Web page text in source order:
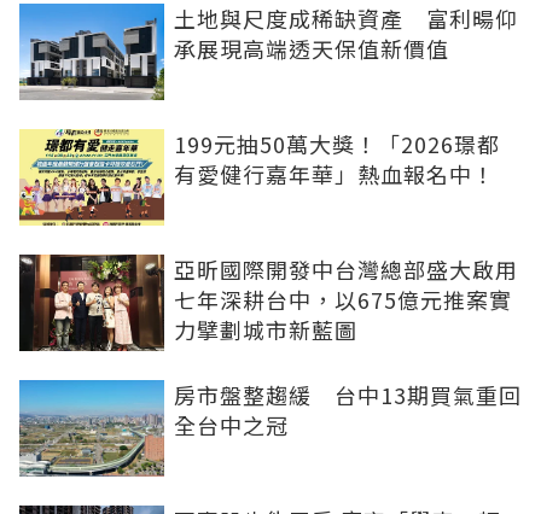
土地與尺度成稀缺資產 富利暘仰
承展現高端透天保值新價值
199元抽50萬大獎！「2026璟都
有愛健行嘉年華」熱血報名中！
亞昕國際開發中台灣總部盛大啟用
七年深耕台中，以675億元推案實
力擘劃城市新藍圖
房市盤整趨緩 台中13期買氣重回
全台中之冠